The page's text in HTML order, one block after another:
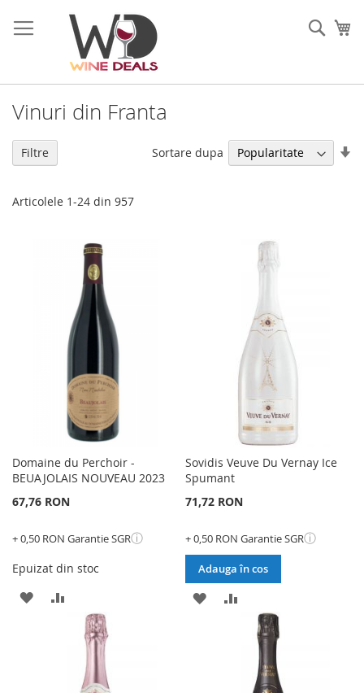
la
Continut
Vinuri din Franta
Articolele 1-24 din 957
Sortare dupa
Domaine du Perchoir -
BEUAJOLAIS NOUVEAU 2023
67,76 RON
+ 0,50 RON Garantie SGRⓘ
Epuizat din stoc
ADAUGATI
PENTRU
COMPARARE
Sovidis Veuve Du Vernay Ice
Spumant
71,72 RON
+ 0,50 RON Garantie SGRⓘ
Adauga în cos
ADAUGATI
PENTRU
COMPARARE
Filtre